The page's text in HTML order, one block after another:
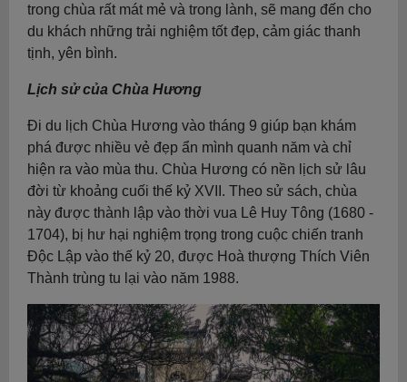
trong chùa rất mát mẻ và trong lành, sẽ mang đến cho
du khách những trải nghiệm tốt đẹp, cảm giác thanh
tịnh, yên bình.
Lịch sử của Chùa Hương
Đi du lịch Chùa Hương vào tháng 9 giúp bạn khám
phá được nhiều vẻ đẹp ẩn mình quanh năm và chỉ
hiện ra vào mùa thu. Chùa Hương có nền lịch sử lâu
đời từ khoảng cuối thế kỷ XVII. Theo sử sách, chùa
này được thành lập vào thời vua Lê Huy Tông (1680 -
1704), bị hư hại nghiệm trọng trong cuộc chiến tranh
Độc Lập vào thế kỷ 20, được Hoà thượng Thích Viên
Thành trùng tu lại vào năm 1988.